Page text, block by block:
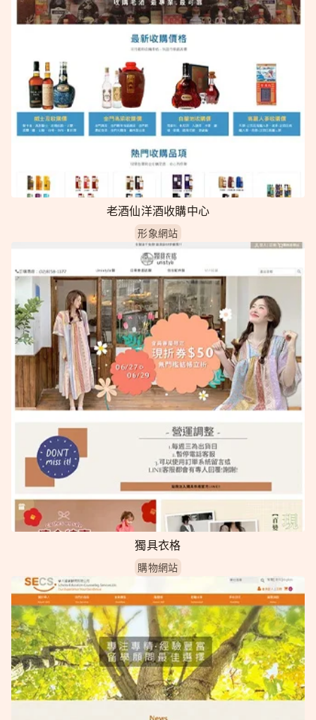
老酒仙洋酒收購中心
形象網站
獨具衣格
購物網站